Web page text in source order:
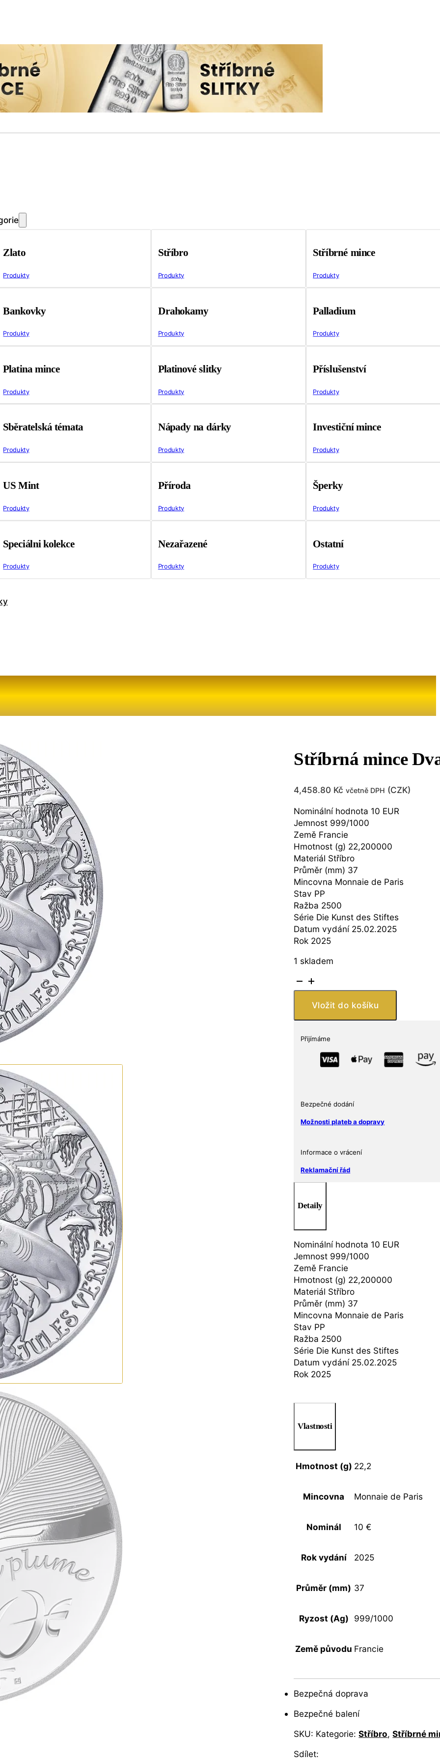
Zlato
Produkty
Stříbro
Produkty
Stříbrné mince
Produkty
Bankovky
Produkty
Drahokamy
Produkty
Palladium
Produkty
Platina mince
Produkty
Platinové slitky
Produkty
Příslušenství
Produkty
Sběratelská témata
Produkty
Nápady na dárky
Produkty
Investiční mince
Produkty
US Mint
Produkty
Příroda
Produkty
Šperky
Produkty
Speciálni kolekce
Produkty
Nezařazené
Produkty
Ostatní
Produkty
Stříbrná mince
4,458.80 Kč včetně DPH (CZK)
Nominální hodnota 10 EUR
Jemnost 999/1000
Země Francie
Hmotnost (g) 22,200000
Materiál Stříbro
Průměr (mm) 37
Mincovna Monnaie de Paris
Stav PP
Ražba 2500
Série Die Kunst des Stiftes
Datum vydání 25.02.2025
Rok 2025
1 skladem
Stříbrná
mince
Dvacet
pod
mořem
Francie
Vložit do košíku
Přijímáme
Bezpečné dodání
Možnosti plateb a dopravy
Informace o vrácení
Reklamační řád
Detaily
Nominální hodnota 10 EUR
Jemnost 999/1000
Země Francie
Hmotnost (g) 22,200000
Materiál Stříbro
Průměr (mm) 37
Mincovna Monnaie de Paris
Stav PP
Ražba 2500
Série Die Kunst des Stiftes
Datum vydání 25.02.2025
Rok 2025
Vlastnosti
Hmotnost (g) 22,2
Mincovna Monnaie de Paris
Nominál 10 €
Rok vydání 2025
Průměr (mm) 37
Ryzost (Ag) 999/1000
Země původu Francie
Bezpečná doprava
Bezpečné balení
SKU: Kategorie:Stříbro,Stříbrné
Sdílet: